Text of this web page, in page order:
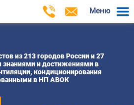
Меню
из 213 городов России и 27
знаниями и достижениями в
кондиционирования
в НП АВОК